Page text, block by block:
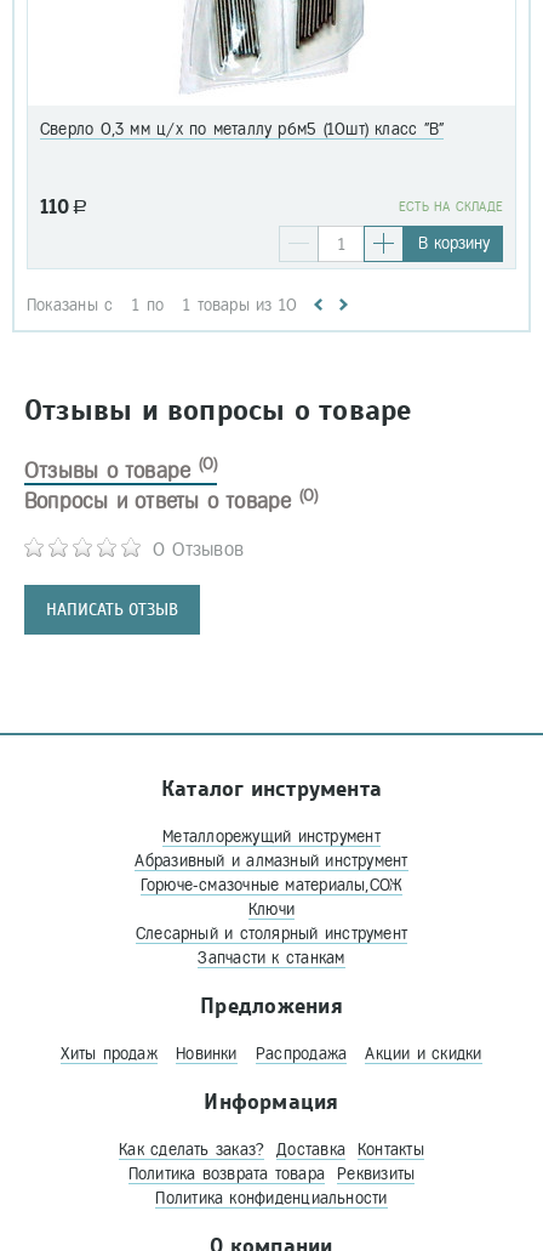
Сверло 0,3 мм ц/х по металлу р6м5 (10шт) класс "В"
110 a EСТЬ НА СКЛАДЕ
В корзину
Показаны с 1 по 1 товары из 10
Отзывы и вопросы о товаре
Отзывы о товаре (0)
0 Отзывов
НАПИСАТЬ ОТЗЫВ
Вопросы и ответы о товаре (0)
Каталог инструмента
Металлорежущий инструмент
Абразивный и алмазный инструмент
Горюче-смазочные материалы,СОЖ
Ключи
Слесарный и столярный инструмент
Запчасти к станкам
Предложения
Хиты продаж Новинки Распродажа Акции и скидки
Информация
Как сделать заказ? Доставка
Контакты
Политика возврата товара
Реквизиты
Политика конфиденциальности